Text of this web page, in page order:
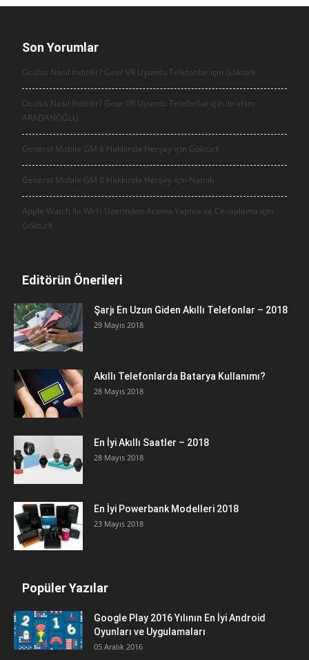
Son Yorumlar
Oculus Nasıl İndirilir? Gear VR Uyumlu Telefonlar için Göktürk
Oculus Nasıl İndirilir? Gear VR Uyumlu Telefonlar için ibrahim
ARADANOĞLU
General Mobile GM 8 Hakkında Herşey için Göktürk
General Mobile GM 8 Hakkında Herşey için Namık
Apple Watch İle Wi-Fi Üzerinden Arama Yapma ve Cevaplama için
Göktürk
Editörün Önerileri
Şarjı En Uzun Giden Akıllı Telefonlar – 2018
29 Mayıs 2018
Akıllı Telefonlarda Batarya Kullanımı?
28 Mayıs 2018
En İyi Akıllı Saatler – 2018
28 Mayıs 2018
En İyi Powerbank Modelleri 2018
23 Mayıs 2018
Popüler Yazılar
Google Play 2016 Yılının En İyi Android
Oyunları ve Uygulamaları
05 Aralık 2016